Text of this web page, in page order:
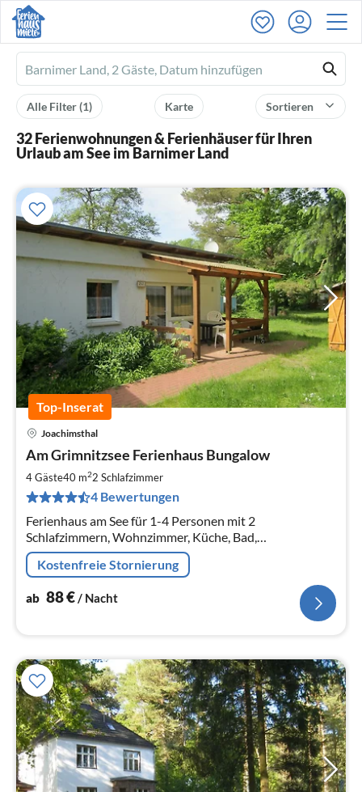
Ferienhausmiete
logo
Sortieren
Karte
Alle Filter(1)
32 Ferienwohnungen & Ferienhäuser für Ihren
Urlaub am See im Barnimer Land
Top-Inserat
Joachimsthal
Am Grimnitzsee Ferienhaus Bungalow
4 Gäste40 m22 Schlafzimmer
4 Bewertungen
Ferienhaus am See für 1-4 Personen mit 2
Schlafzimmern, Wohnzimmer, Küche, Bad,
Außenterrasse
Kostenfreie Stornierung
ab 88€/ Nacht